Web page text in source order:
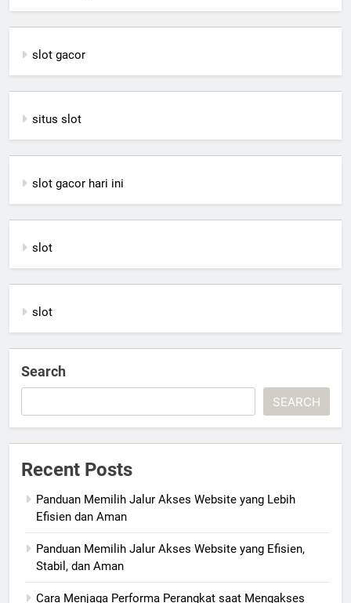
slot gacor
situs slot
slot gacor hari ini
slot
slot
Search
SEARCH
Recent Posts
Panduan Memilih Jalur Akses Website yang Lebih
Efisien dan Aman
Panduan Memilih Jalur Akses Website yang Efisien,
Stabil, dan Aman
Cara Menjaga Performa Perangkat saat Mengakses